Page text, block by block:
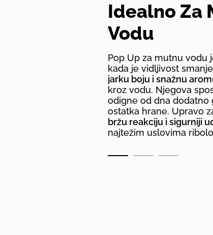
Idealno Za Mutnu
Pop Up za mutnu vodu je idealan izbor
kada je vidljivost smanjena, jer kombinuje
jarku boju i snažnu aromukoja se brzo širi
kroz vodu. Njegova sposobnost da se
odigne od dna dodatno ga izdvaja iz mulja i
ostatka hrane. Upravo zato često donosi
bržu reakciju i sigurniji udarac, čak i u
najtežim uslovima ribolova.